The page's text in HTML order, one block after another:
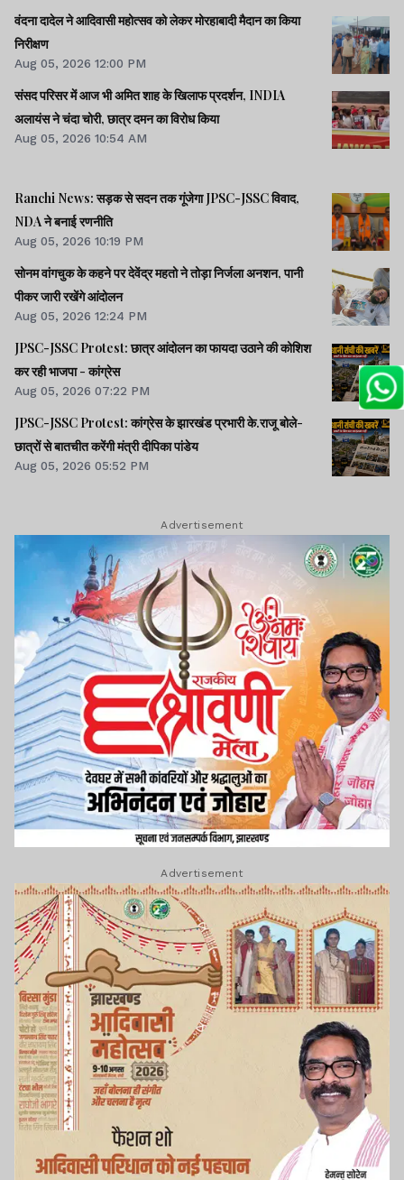
वंदना दादेल ने आदिवासी महोत्सव को लेकर मोरहाबादी मैदान का किया
निरीक्षण
Aug 05, 2026 12:00 PM
संसद परिसर में आज भी अमित शाह के खिलाफ प्रदर्शन, INDIA
अलायंस ने चंदा चोरी, छात्र दमन का विरोध किया
Aug 05, 2026 10:54 AM
Ranchi News: सड़क से सदन तक गूंजेगा JPSC-JSSC विवाद,
NDA ने बनाई रणनीति
Aug 05, 2026 10:19 PM
सोनम वांगचुक के कहने पर देवेंद्र महतो ने तोड़ा निर्जला अनशन, पानी
पीकर जारी रखेंगे आंदोलन
Aug 05, 2026 12:24 PM
JPSC-JSSC Protest: छात्र आंदोलन का फायदा उठाने की कोशिश
कर रही भाजपा - कांग्रेस
Aug 05, 2026 07:22 PM
JPSC-JSSC Protest: कांग्रेस के झारखंड प्रभारी के.राजू बोले-
छात्रों से बातचीत करेंगी मंत्री दीपिका पांडेय
Aug 05, 2026 05:52 PM
Advertisement
Advertisement